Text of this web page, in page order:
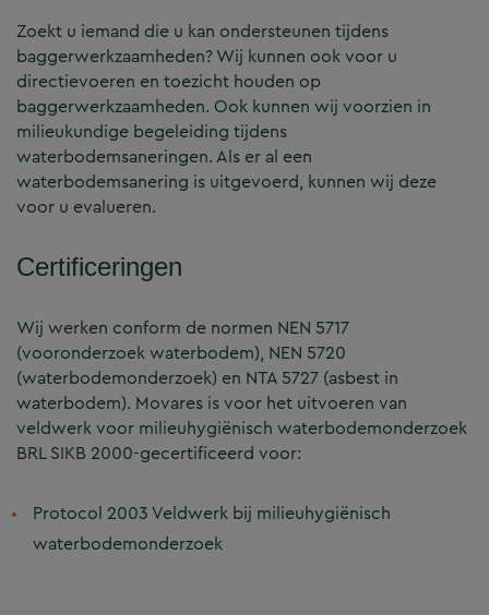
Zoekt u iemand die u kan ondersteunen tijdens
baggerwerkzaamheden? Wij kunnen ook voor u
directievoeren en toezicht houden op
baggerwerkzaamheden. Ook kunnen wij voorzien in
milieukundige begeleiding tijdens
waterbodemsaneringen. Als er al een
waterbodemsanering is uitgevoerd, kunnen wij deze
voor u evalueren.
Certificeringen
Wij werken conform de normen NEN 5717
(vooronderzoek waterbodem), NEN 5720
(waterbodemonderzoek) en NTA 5727 (asbest in
waterbodem). Movares is voor het uitvoeren van
veldwerk voor milieuhygiënisch waterbodemonderzoek
BRL SIKB 2000-gecertificeerd voor:
Protocol 2003 Veldwerk bij milieuhygiënisch
waterbodemonderzoek